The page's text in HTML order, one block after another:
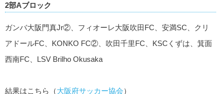
2部Aブロック
ガンバ大阪門真Jr②、フィオーレ大阪吹田FC、安満SC、クリ
アドールFC、KONKO FC②、吹田千里FC、KSCくずは、箕面
西南FC、LSV Brilho Okusaka
結果はこちら（大阪府サッカー協会）